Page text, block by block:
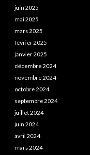
juin 2025
mai 2025
mars 2025
février 2025
janvier 2025
décembre 2024
novembre 2024
octobre 2024
septembre 2024
juillet 2024
juin 2024
avril 2024
mars 2024